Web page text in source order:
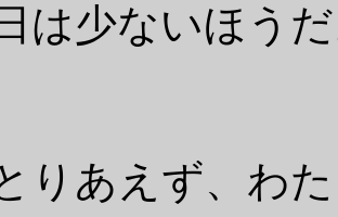
は少ないほう
あえず、わた